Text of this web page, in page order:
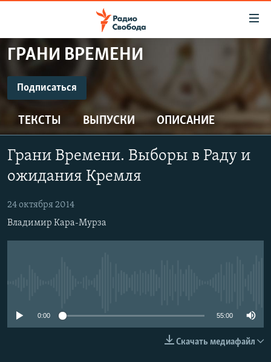
упрощенного
Вернуться
основному
содержанию
Вернутся
главной
Вернутся
поиску
ПРОГРАММЫ
ПОДКАСТЫ
МНЕНИЯ
КУЛЬТУРА
КАВКАЗ.РЕАЛИИ
СЕВЕР.РЕАЛИИ
ГРАНИ ВРЕМЕНИ
Подписаться
ПОДПИСАТЬСЯ
CastBox
Подписаться
ТЕКСТЫ ВЫПУСКИ ОПИСАНИЕ
Грани Времени. Выборы в Раду и
ожидания Кремля
24 октября 2014
Владимир Кара-Мурза
0:00 55:00
Скачать медиафайл